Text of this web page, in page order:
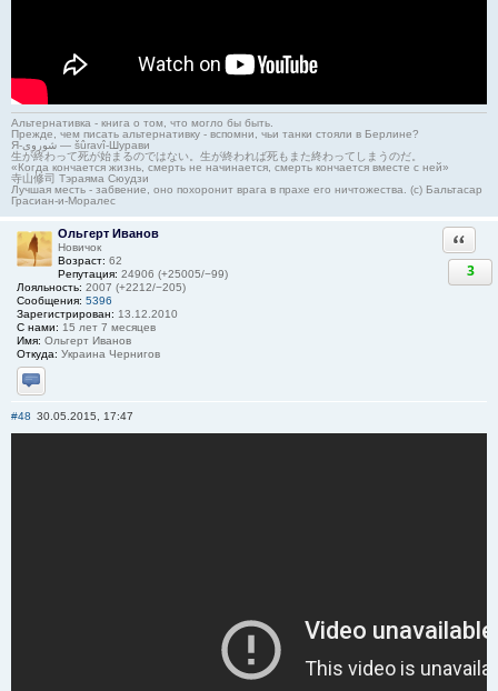
Альтернативка - книга о том, что могло бы быть.
Прежде, чем писать альтернативку - вспомни, чьи танки стояли в Берлине?
Я-شوروی — šûravî-Шурави
生が終わって死が始まるのではない。生が終われば死もまた終わってしまうのだ。
«Когда кончается жизнь, смерть не начинается, смерть кончается вместе с ней»
寺山修司 Тэраяма Сюудзи
Лучшая месть - забвение, оно похоронит врага в прахе его ничтожества. (с) Бальтасар
Грасиан-и-Моралес
Ольгерт Иванов
Новичок
Возраст: 62
Репутация: 24906 (+25005/−99)
Лояльность: 2007 (+2212/−205)
Сообщения: 5396
Зарегистрирован: 13.12.2010
С нами: 15 лет 7 месяцев
Имя: Ольгерт Иванов
Откуда: Украина Чернигов
Отправить личное сообщение
3
#48 30.05.2015, 17:47